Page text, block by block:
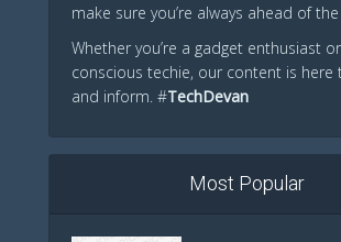
make sure you’re always ahead of the
Whether you’re a gadget enthusiast
conscious techie, our content is here
and inform. #TechDevan
Most Popular